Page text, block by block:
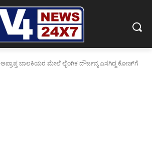
ಅಪ್ರಾಪ್ತ ಬಾಲಕಿಯರ ಮೇಲೆ ಲೈಂಗಿಕ ದೌರ್ಜನ್ಯ ಎಸಗಿದ್ದ ಕೋಚ್‌ಗೆ